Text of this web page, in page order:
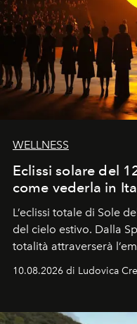
WELLNESS
Eclissi solare del
come vederla in
L’eclissi totale di Sole
del cielo estivo. Dalla
totalità attraverserà
Italia il fenomeno sarà
spettacolare al Nord.
10.08.2026 di Ludovica